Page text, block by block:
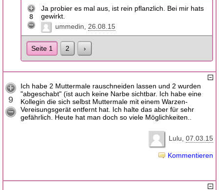
8
Ja probier es mal aus, ist rein pflanzlich. Bei mir hats
gewirkt.
ummedin
26.08.15
Seite 1 2 ›
9
Ich habe 2 Muttermale rauschneiden lassen und 2 wurden
"abgeschabt" (ist auch keine Narbe sichtbar. Ich habe eine
Kollegin die sich selbst Muttermale mit einem Warzen-
Vereisungsgerät entfernt hat. Ich halte das aber für sehr
gefährlich. Heute hat man doch so viele Möglichkeiten..
Lulu 07.03.15
Kommentieren